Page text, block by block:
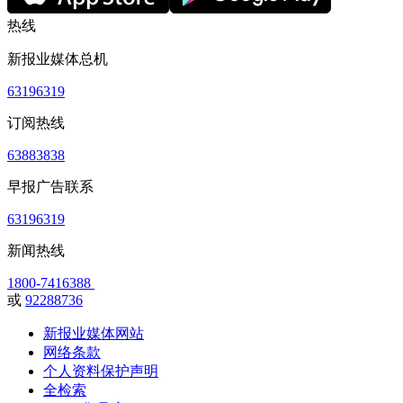
热线
新报业媒体总机
63196319
订阅热线
63883838
早报广告联系
63196319
新闻热线
1800-7416388
或 92288736
新报业媒体网站
网络条款
个人资料保护声明
全检索